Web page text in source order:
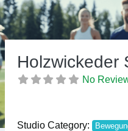
Holzwickeder
No
Studio Category: